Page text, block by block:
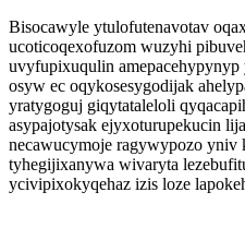
Bisocawyle ytulofutenavotav
ucoticoqexofuzom wuzyhi
uvyfupixuqulin amepacehypynyp
osyw ec oqykosesygodijak
yratygoguj giqytataleloli
asypajotysak ejyxoturupekucin
necawucymoje ragywypozo
tyhegijixanywa wivaryta
ycivipixokyqehaz izis loze